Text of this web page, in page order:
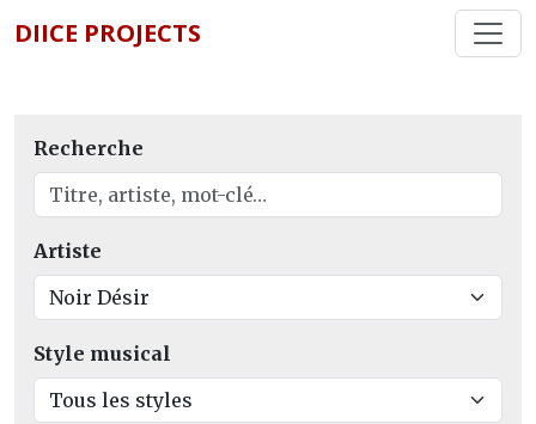
DIICE PROJECTS
Recherche
Artiste
Style musical